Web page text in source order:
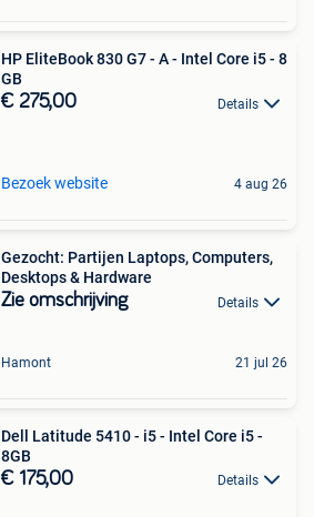
HP EliteBook 830 G7 - A - Intel Core i5 - 8
GB
€ 275,00 Details
Bezoek website 4 aug 26
Gezocht: Partijen Laptops, Computers,
Desktops & Hardware
Zie omschrijving Details
Hamont 21 jul 26
Dell Latitude 5410 - i5 - Intel Core i5 -
8GB
€ 175,00 Details